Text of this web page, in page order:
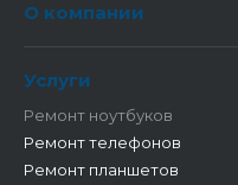
О компании
Услуги
Ремонт ноутбуков
Ремонт телефонов
Ремонт планшетов